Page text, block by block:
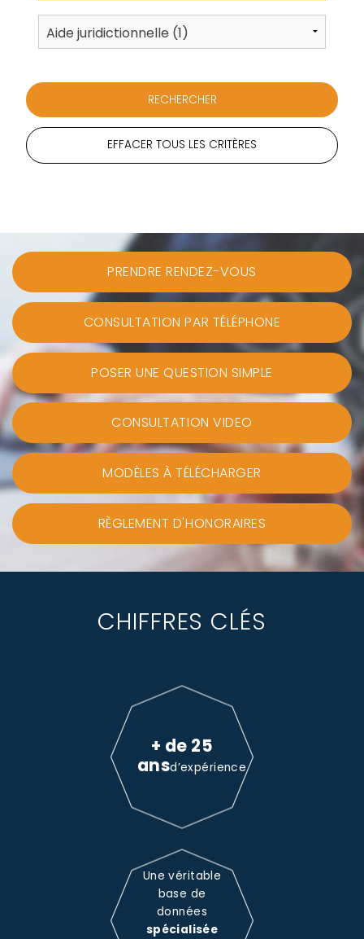
EFFACER TOUS LES CRITÈRES
PRENDRE RENDEZ-VOUS
CONSULTATION PAR TÉLÉPHONE
POSER UNE QUESTION SIMPLE
CONSULTATION VIDEO
MODÈLES À TÉLÉCHARGER
RÈGLEMENT D'HONORAIRES
CHIFFRES CLÉS
+ de 25
ansd’expérience
Une véritable
base de
données
spécialisée